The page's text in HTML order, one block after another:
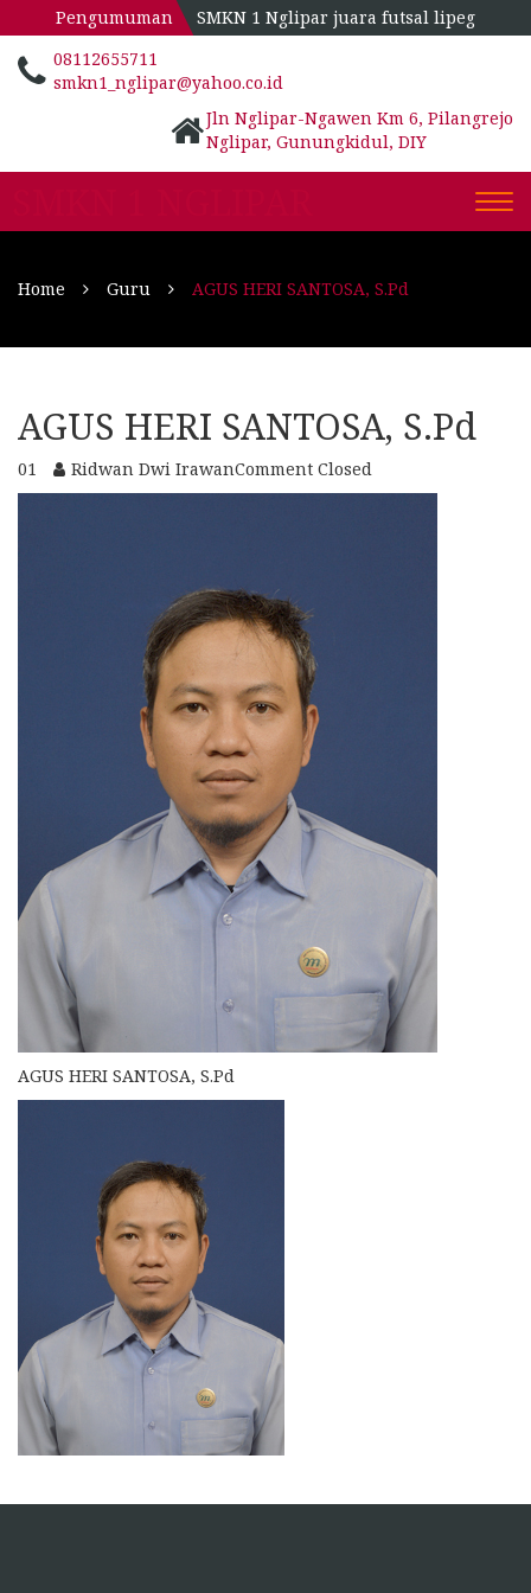
Pengumuman
SMKN 1 Nglipar juara futsal lipeg
08112655711
smkn1_nglipar@yahoo.co.id
Jln Nglipar-Ngawen Km 6, Pilangrejo
Nglipar, Gunungkidul, DIY
Home Guru AGUS HERI SANTOSA, S.Pd
AGUS HERI SANTOSA, S.Pd
01 Ridwan Dwi IrawanComment Closed
AGUS HERI SANTOSA, S.Pd